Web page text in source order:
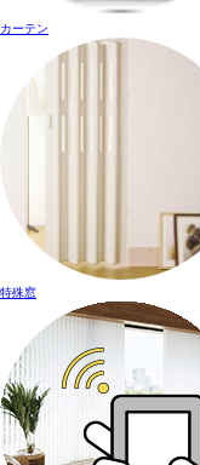
カーテン
特殊窓